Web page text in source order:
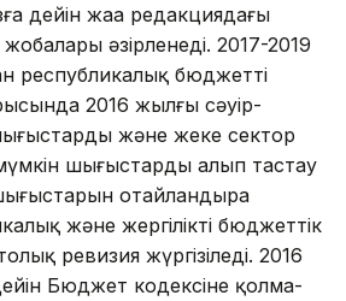
дейін жаңа редакциядағы
әзірленеді. 2017-2019
республикалық бюджетті
2016 жылғы сәуір-
және жеке сектор
шығыстарды алып тастау
оңтайландыра
және жергілікті бюджеттік
ревизия жүргізіледі. 2016
Бюджет кодексіне қолма-